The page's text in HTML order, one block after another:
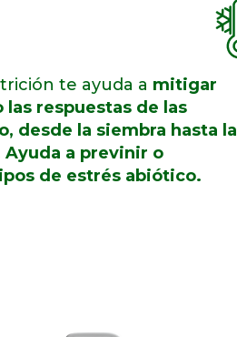
te ayuda a mitigar
respuestas de las
desde la siembra hasta la
Ayuda a previnir o
de estrés abiótico.